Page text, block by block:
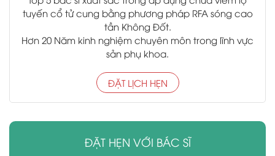
tuyến cổ tử cung bằng phương pháp RFA sóng cao
tần Không Đốt.
Hơn 20 Năm kinh nghiệm chuyên môn trong lĩnh vực
sản phụ khoa.
ĐẶT LỊCH HẸN
ĐẶT HẸN VỚI BÁC SĨ